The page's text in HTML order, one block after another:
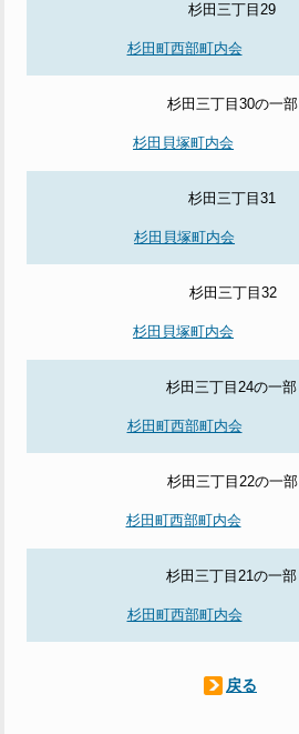
杉田三丁目29
杉田町西部町内会
杉田三丁目30の一部
杉田貝塚町内会
杉田三丁目31
杉田貝塚町内会
杉田三丁目32
杉田貝塚町内会
杉田三丁目24の一部
杉田町西部町内会
杉田三丁目22の一部
杉田町西部町内会
杉田三丁目21の一部
杉田町西部町内会
戻る